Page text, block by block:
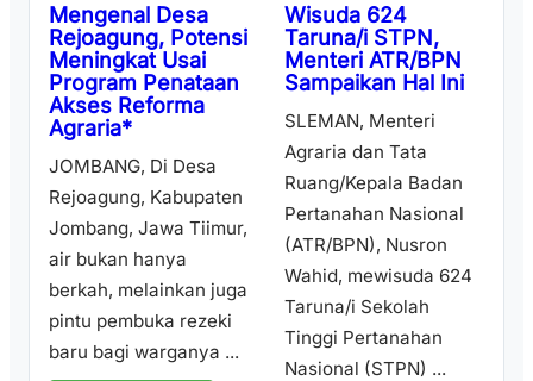
Mengenal Desa
Rejoagung, Potensi
Meningkat Usai
Program Penataan
Akses Reforma
Agraria*
JOMBANG, Di Desa
Rejoagung, Kabupaten
Jombang, Jawa Tiimur,
air bukan hanya
berkah, melainkan juga
pintu pembuka rezeki
baru bagi warganya ...
Wisuda 624
Taruna/i STPN,
Menteri ATR/BPN
Sampaikan Hal Ini
SLEMAN, Menteri
Agraria dan Tata
Ruang/Kepala Badan
Pertanahan Nasional
(ATR/BPN), Nusron
Wahid, mewisuda 624
Taruna/i Sekolah
Tinggi Pertanahan
Nasional (STPN) ...